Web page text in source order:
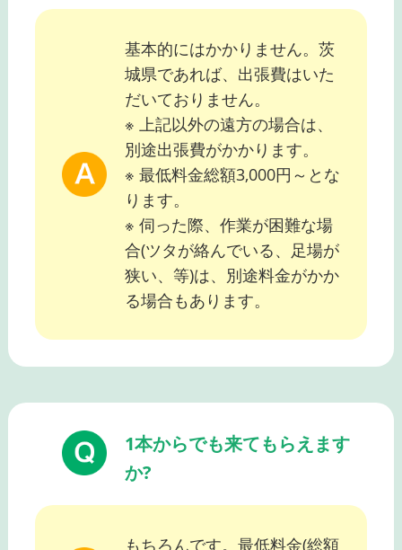
基本的にはかかりません。茨
城県であれば、出張費はいた
だいておりません。
※ 上記以外の遠方の場合は、
別途出張費がかかります。
※ 最低料金総額3,000円～とな
ります。
※ 伺った際、作業が困難な場
合(ツタが絡んでいる、足場が
狭い、等)は、別途料金がかか
る場合もあります。
1本からでも来てもらえます
か?
もちろんです。最低料金(総額